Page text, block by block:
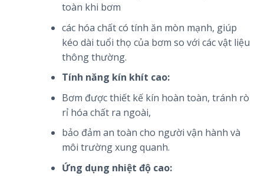
toàn khi bơm
các hóa chất có tính ăn mòn mạnh, giúp
kéo dài tuổi thọ của bơm so với các vật liệu
thông thường.
Tính năng kín khít cao:
Bơm được thiết kế kín hoàn toàn, tránh rò
rỉ hóa chất ra ngoài,
bảo đảm an toàn cho người vận hành và
môi trường xung quanh.
Ứng dụng nhiệt độ cao: